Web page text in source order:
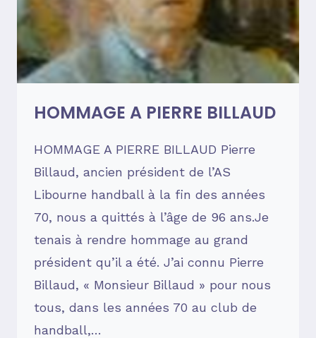
HOMMAGE A PIERRE BILLAUD
HOMMAGE A PIERRE BILLAUD Pierre
Billaud, ancien président de l’AS
Libourne handball à la fin des années
70, nous a quittés à l’âge de 96 ans.Je
tenais à rendre hommage au grand
président qu’il a été. J’ai connu Pierre
Billaud, « Monsieur Billaud » pour nous
tous, dans les années 70 au club de
handball,…